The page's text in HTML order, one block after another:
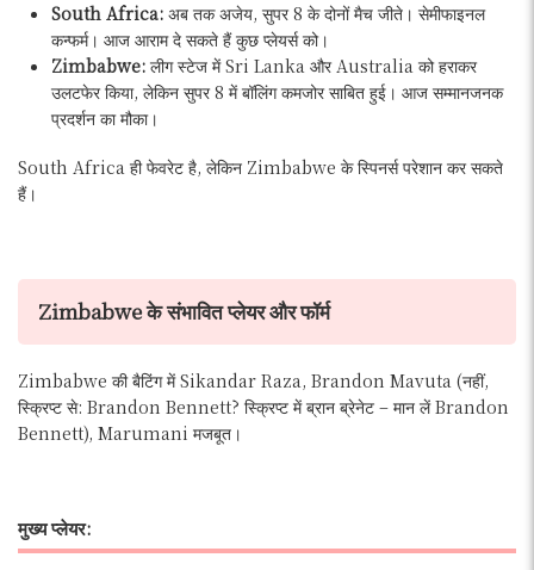
South Africa: अब तक अजेय, सुपर 8 के दोनों मैच जीते। सेमीफाइनल
कन्फर्म। आज आराम दे सकते हैं कुछ प्लेयर्स को।
Zimbabwe: लीग स्टेज में Sri Lanka और Australia को हराकर
उलटफेर किया, लेकिन सुपर 8 में बॉलिंग कमजोर साबित हुई। आज सम्मानजनक
प्रदर्शन का मौका।
South Africa ही फेवरेट है, लेकिन Zimbabwe के स्पिनर्स परेशान कर सकते
हैं।
Zimbabwe के संभावित प्लेयर और फॉर्म
Zimbabwe की बैटिंग में Sikandar Raza, Brandon Mavuta (नहीं,
स्क्रिप्ट से: Brandon Bennett? स्क्रिप्ट में ब्रान ब्रेनेट – मान लें Brandon
Bennett), Marumani मजबूत।
मुख्य प्लेयर: